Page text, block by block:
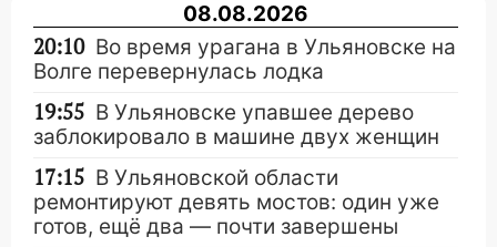
08.08.2026
20:10 Во время урагана в Ульяновске на
Волге перевернулась лодка
19:55 В Ульяновске упавшее дерево
заблокировало в машине двух женщин
17:15 В Ульяновской области
ремонтируют девять мостов: один уже
готов, ещё два — почти завершены